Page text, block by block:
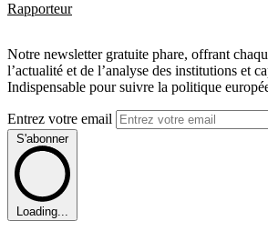
Rapporteur
Notre newsletter gratuite phare, offrant
l’actualité et de l’analyse des institutions et
Indispensable pour suivre la politique
Entrez votre email
S'abonner
Loading...